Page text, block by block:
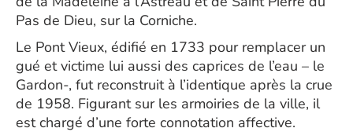
Pas de Dieu, sur la Corniche.
Le Pont Vieux, édifié en 1733 pour remplacer un
gué et victime lui aussi des caprices de l’eau – le
Gardon-, fut reconstruit à l’identique après la crue
de 1958. Figurant sur les armoiries de la ville, il
est chargé d’une forte connotation affective.